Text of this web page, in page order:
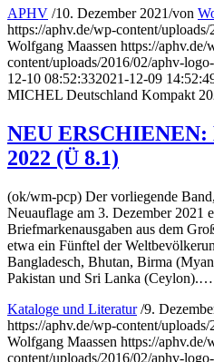
APHV /10. Dezember 2021/von
https://aphv.de/wp-content/
Wolfgang Maassen https://aphv.de/
content/uploads/2016/02/aphv-
12-10 08:52:332021-12-09
MICHEL Deutschland Kompakt
NEU
2022 (Ü 8.1)
(ok/wm-pcp) Der vorliegende
Neuauflage am 3. Dezember 2021
Briefmarkenausgaben aus dem
etwa ein Fünftel der
Bangladesch, Bhutan, Birma
Pakistan und Sri Lanka (Ceylon).…
Kataloge und Literatur /9.
https://aphv.de/wp-content/
Wolfgang Maassen https://aphv.de/
content/uploads/2016/02/aphv-